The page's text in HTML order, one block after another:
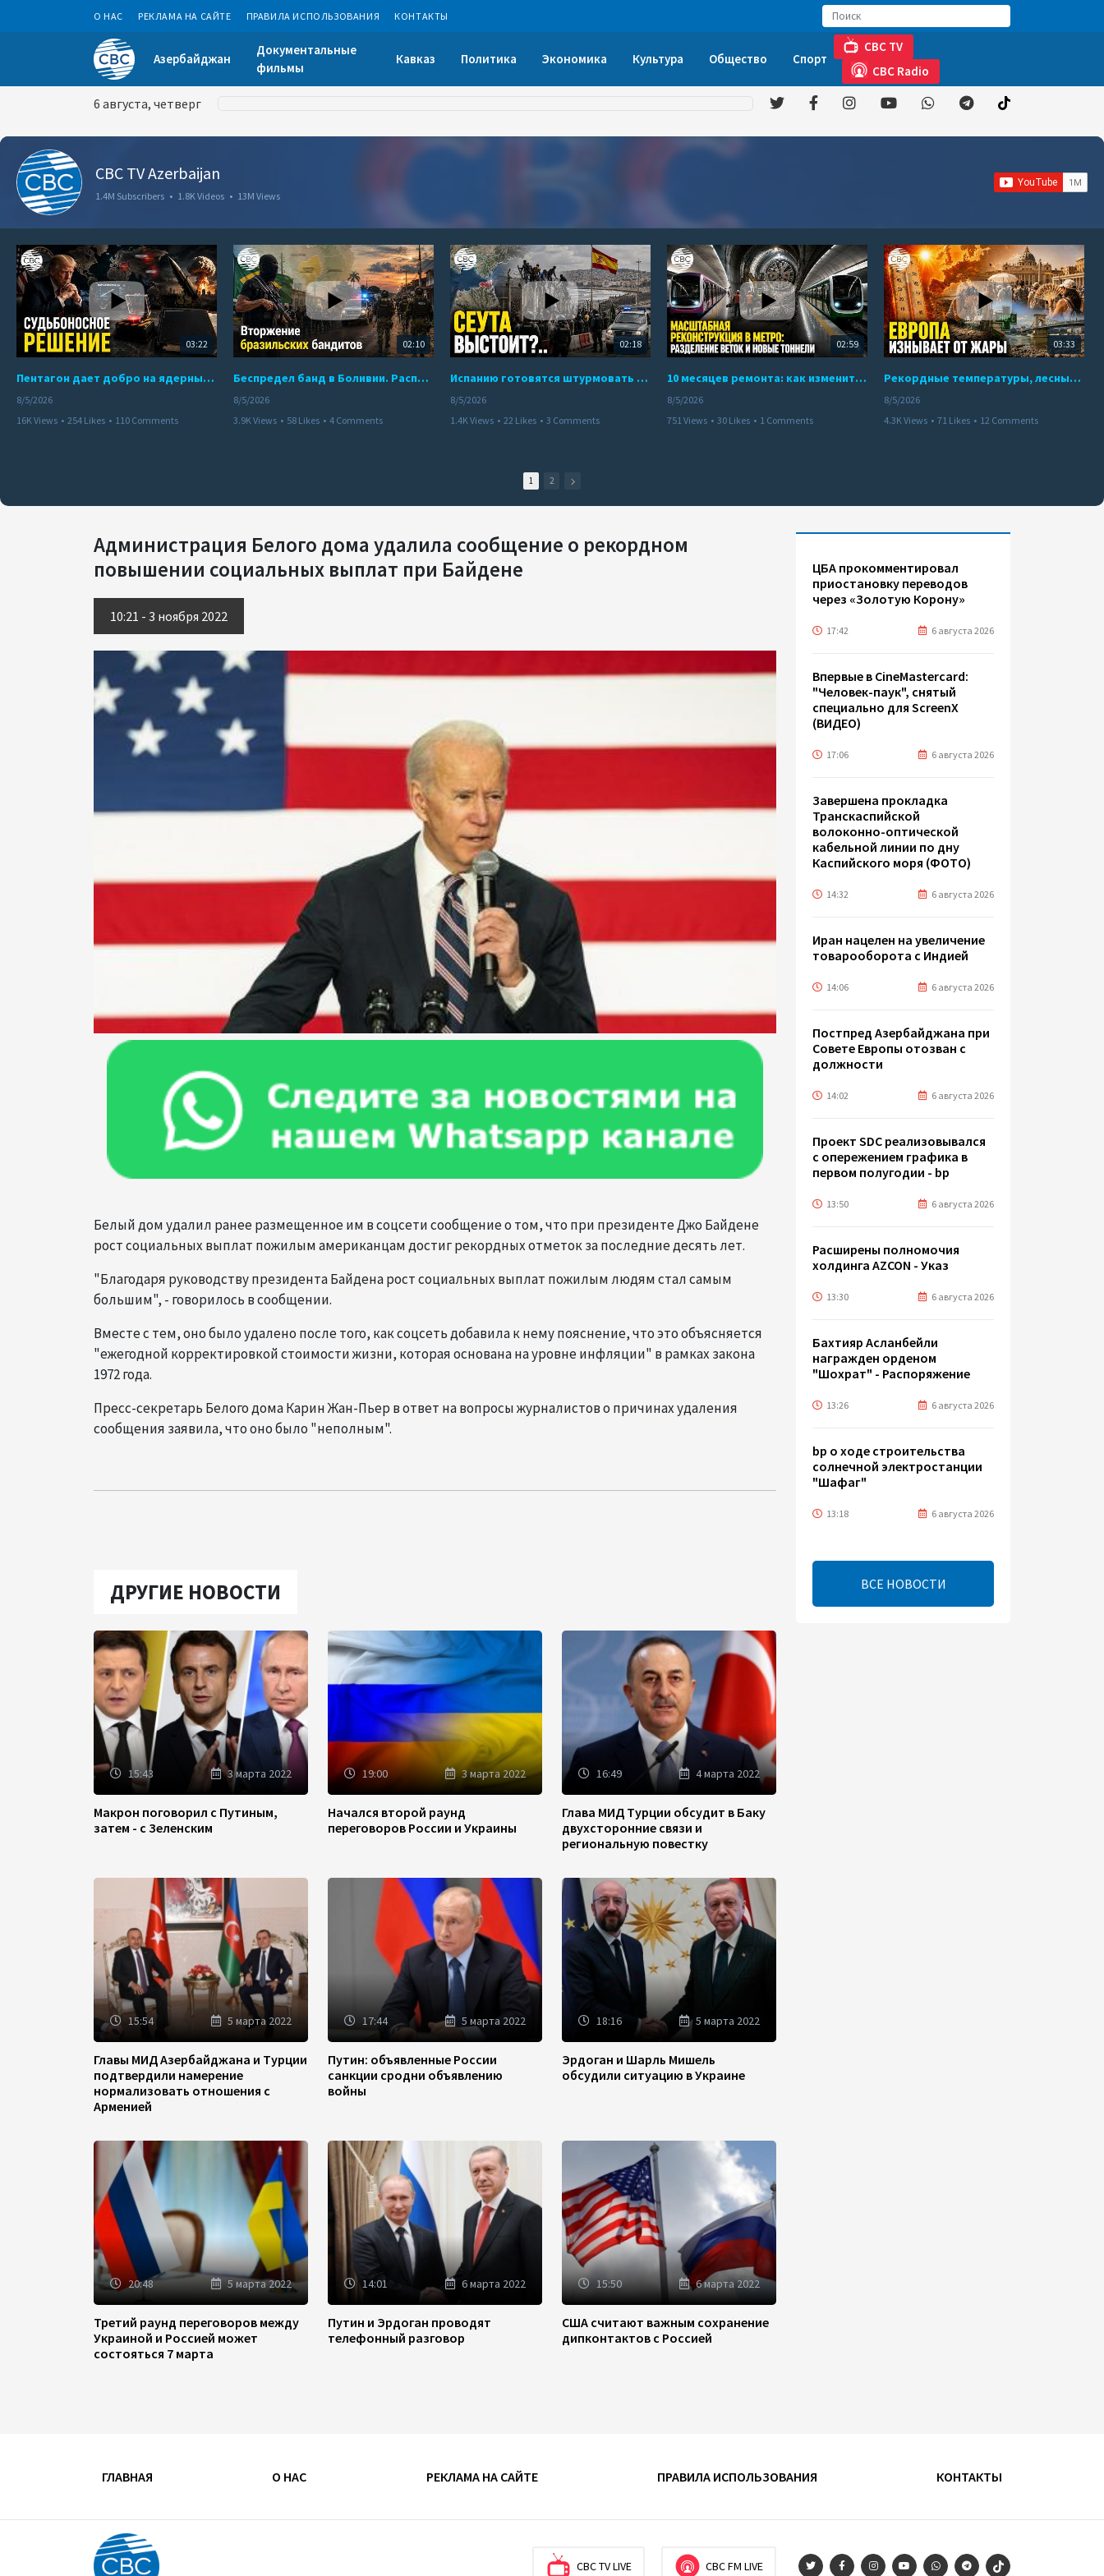
О НАС РЕКЛАМА НА САЙТЕ ПРАВИЛА ИСПОЛЬЗОВАНИЯ КОНТАКТЫ
Азербайджан
Документальные
фильмы
Кавказ Политика Экономика Культура Общество Спорт
CBC TV
CBC Radio
6 августа, четверг
CBC TV Azerbaijan
1.4M Subscribers • 1.8K Videos • 13M Views
03:22
Пентагон дает добро на ядерный удар по противникам США
8/5/2026
16K Views • 254 Likes • 110 Comments
02:10
Беспредел банд в Боливии. Расправы над наркоторговцами
8/5/2026
3.9K Views • 58 Likes • 4 Comments
02:18
Испанию готовятся штурмовать десятки тысяч марокканцев
8/5/2026
1.4K Views • 22 Likes • 3 Comments
02:59
10 месяцев ремонта: как изменится работа Бакинского метро с 15 августа
8/5/2026
751 Views • 30 Likes • 1 Comments
03:33
Рекордные температуры, лесные пожары и красный уровень опасности
8/5/2026
4.3K Views • 71 Likes • 12 Comments
1 2
Администрация Белого дома удалила сообщение о рекордном
повышении социальных выплат при Байдене
10:21 - 3 ноября 2022
Белый дом удалил ранее размещенное им в соцсети сообщение о том, что при президенте Джо Байдене
рост социальных выплат пожилым американцам достиг рекордных отметок за последние десять лет.
"Благодаря руководству президента Байдена рост социальных выплат пожилым людям стал самым
большим", - говорилось в сообщении.
Вместе с тем, оно было удалено после того, как соцсеть добавила к нему пояснение, что это объясняется
"ежегодной корректировкой стоимости жизни, которая основана на уровне инфляции" в рамках закона
1972 года.
Пресс-секретарь Белого дома Карин Жан-Пьер в ответ на вопросы журналистов о причинах удаления
сообщения заявила, что оно было "неполным".
ДРУГИЕ НОВОСТИ
15:43 3 марта 2022
Макрон поговорил с Путиным,
затем - с Зеленским
19:00 3 марта 2022
Начался второй раунд
переговоров России и Украины
16:49 4 марта 2022
Глава МИД Турции обсудит в Баку
двухсторонние связи и
региональную повестку
15:54 5 марта 2022
Главы МИД Азербайджана и Турции
подтвердили намерение
нормализовать отношения с
Арменией
17:44 5 марта 2022
Путин: объявленные России
санкции сродни объявлению
войны
18:16 5 марта 2022
Эрдоган и Шарль Мишель
обсудили ситуацию в Украине
20:48 5 марта 2022
Третий раунд переговоров между
Украиной и Россией может
состояться 7 марта
14:01 6 марта 2022
Путин и Эрдоган проводят
телефонный разговор
15:50 6 марта 2022
США считают важным сохранение
дипконтактов с Россией
ЦБА прокомментировал
приостановку переводов
через «Золотую Корону»
17:42 6 августа 2026
Впервые в CineMastercard:
"Человек-паук", снятый
специально для ScreenX
(ВИДЕО)
17:06 6 августа 2026
Завершена прокладка
Транскаспийской
волоконно-оптической
кабельной линии по дну
Каспийского моря (ФОТО)
14:32 6 августа 2026
Иран нацелен на увеличение
товарооборота с Индией
14:06 6 августа 2026
Постпред Азербайджана при
Совете Европы отозван с
должности
14:02 6 августа 2026
Проект SDC реализовывался
с опережением графика в
первом полугодии - bp
13:50 6 августа 2026
Расширены полномочия
холдинга AZCON - Указ
13:30 6 августа 2026
Бахтияр Асланбейли
награжден орденом
"Шохрат" - Распоряжение
13:26 6 августа 2026
bp о ходе строительства
солнечной электростанции
"Шафаг"
13:18 6 августа 2026
Усиливается контроль в
Азербайджан
непродовольственными
инициатива Токаева о
прекращении боевых
ВСЕ НОВОСТИ
ГЛАВНАЯ О НАС РЕКЛАМА НА САЙТЕ ПРАВИЛА ИСПОЛЬЗОВАНИЯ КОНТАКТЫ
CBC TV LIVE CBC FM LIVE